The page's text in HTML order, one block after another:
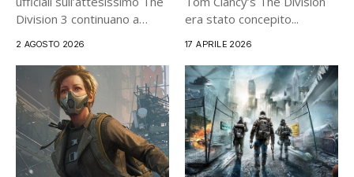
Division 3 continuano a
2 AGOSTO 2026
era stato concepito...
17 APRILE 2026